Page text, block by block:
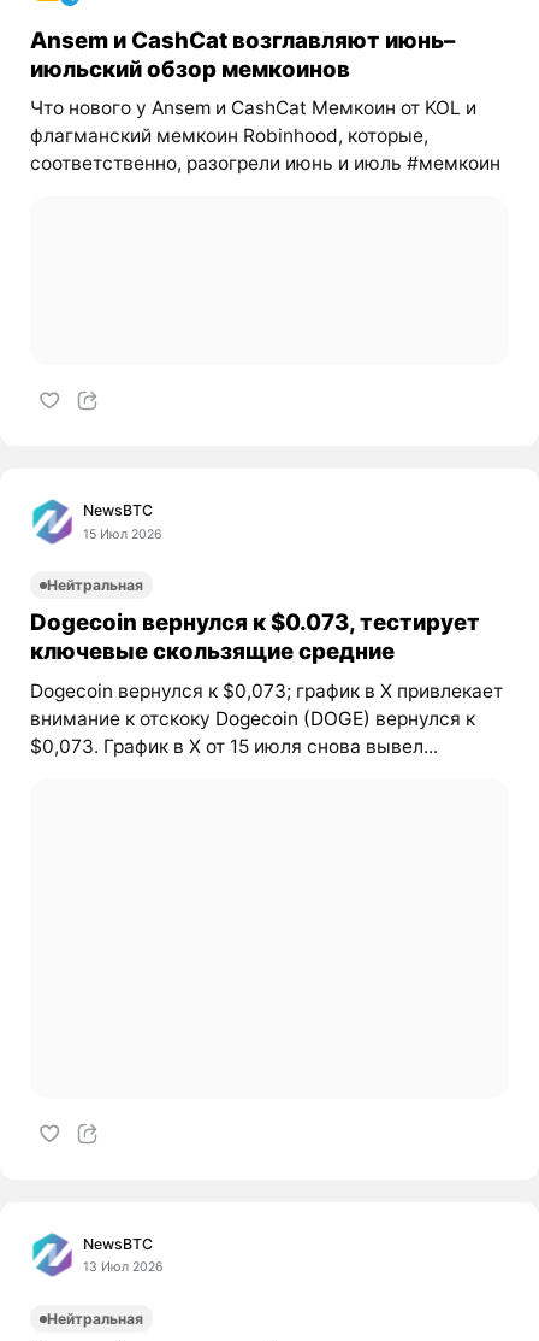
Ansem и CashCat возглавляют июнь–
июльский обзор мемкоинов
Что нового у Ansem и CashCat Мемкоин от KOL и
флагманский мемкоин Robinhood, которые,
соответственно, разогрели июнь и июль #мемкоин
NewsBTC
15 Июл 2026
Нейтральная
Dogecoin вернулся к $0.073, тестирует
ключевые скользящие средние
Dogecoin вернулся к $0,073; график в X привлекает
внимание к отскоку Dogecoin (DOGE) вернулся к
$0,073. График в X от 15 июля снова вывел...
NewsBTC
13 Июл 2026
Нейтральная